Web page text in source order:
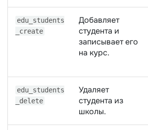
edu_students
_create
Добавляет
студента и
записывает его
на курс.
edu_students
_delete
Удаляет
студента из
школы.